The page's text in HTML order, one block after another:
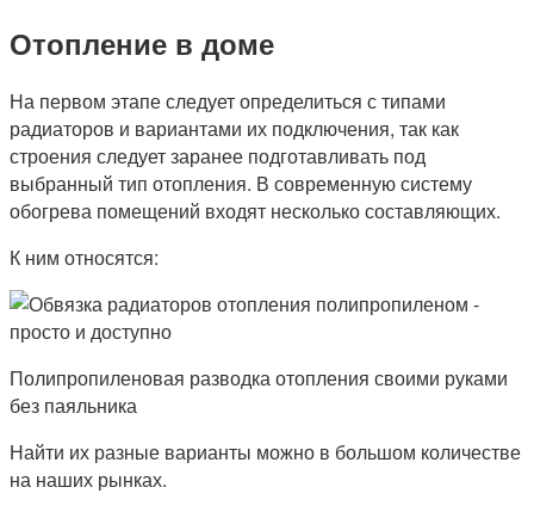
Отопление в доме
На первом этапе следует определиться с типами
радиаторов и вариантами их подключения, так как
строения следует заранее подготавливать под
выбранный тип отопления. В современную систему
обогрева помещений входят несколько составляющих.
К ним относятся:
Полипропиленовая разводка отопления своими руками
без паяльника
Найти их разные варианты можно в большом количестве
на наших рынках.